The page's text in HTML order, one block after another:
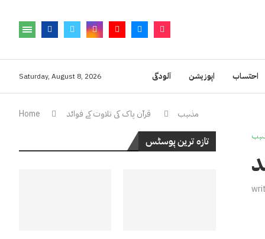
Saturday, August 8, 2026 آلودگی اپوزیشن احتساب
Home مذہب قرآن پاک کی تلاوت کے فوائد
تازہ ترین پوسٹس